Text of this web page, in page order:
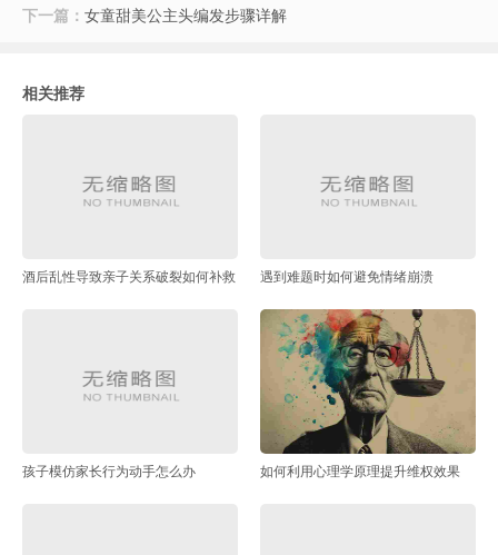
下一篇： 女童甜美公主头编发步骤详解
相关推荐
酒后乱性导致亲子关系破裂如何补救 遇到难题时如何避免情绪崩溃
孩子模仿家长行为动手怎么办 如何利用心理学原理提升维权效果